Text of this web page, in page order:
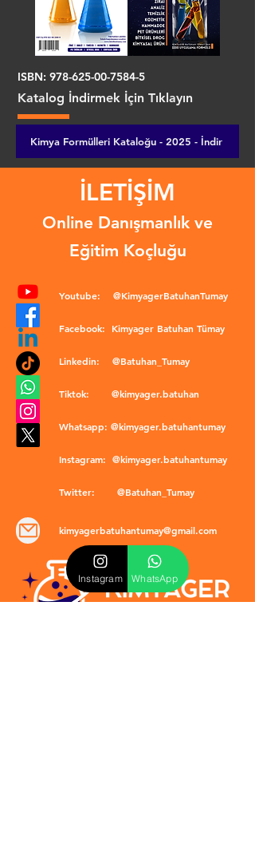
ISBN: 978-625-00-7584-5
Katalog İndirmek İçin Tıklayın
Kimya Formülleri Kataloğu - 2025 - İndir
İLETİŞİM
Online Danışmanlık ve
Eğitim Koçluğu
Youtube: @KimyagerBatuhanTumay
Facebook: Kimyager Batuhan Tümay
Linkedin: @Batuhan_Tumay
Tiktok: @kimyager.batuhan
Whatsapp: @kimyager.batuhantumay
Instagram: @kimyager.batuhantumay
Twitter: @Batuhan_Tumay
kimyagerbatuhantumay@gmail.com
Instagram WhatsApp